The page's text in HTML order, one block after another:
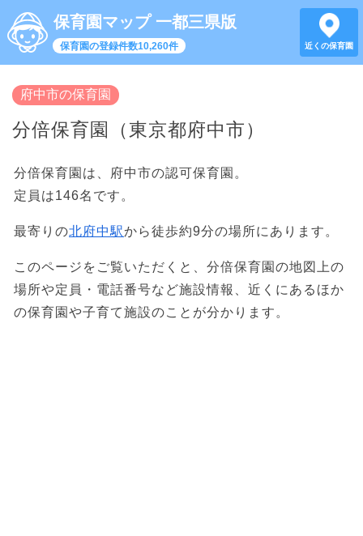
保育園マップ 一都三県版
保育園の登録件数10,260件 近くの保育園
府中市の保育園
分倍保育園（東京都府中市）
分倍保育園は、府中市の認可保育園。
定員は146名です。
最寄りの北府中駅から徒歩約9分の場所にあります。
このページをご覧いただくと、分倍保育園の地図上の
場所や定員・電話番号など施設情報、近くにあるほか
の保育園や子育て施設のことが分かります。